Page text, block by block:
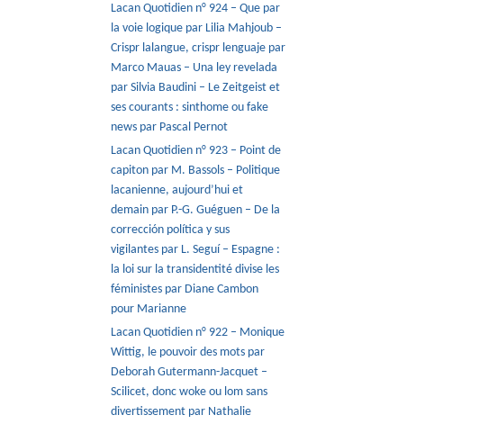
Lacan Quotidien n° 924 – Que par
la voie logique par Lilia Mahjoub –
Crispr lalangue, crispr lenguaje par
Marco Mauas – Una ley revelada
par Silvia Baudini – Le Zeitgeist et
ses courants : sinthome ou fake
news par Pascal Pernot
Lacan Quotidien n° 923 – Point de
capiton par M. Bassols – Politique
lacanienne, aujourd’hui et
demain par P.-G. Guéguen – De la
corrección política y sus
vigilantes par L. Seguí – Espagne :
la loi sur la transidentité divise les
féministes par Diane Cambon
pour Marianne
Lacan Quotidien n° 922 – Monique
Wittig, le pouvoir des mots par
Deborah Gutermann-Jacquet –
Scilicet, donc woke ou lom sans
divertissement par Nathalie